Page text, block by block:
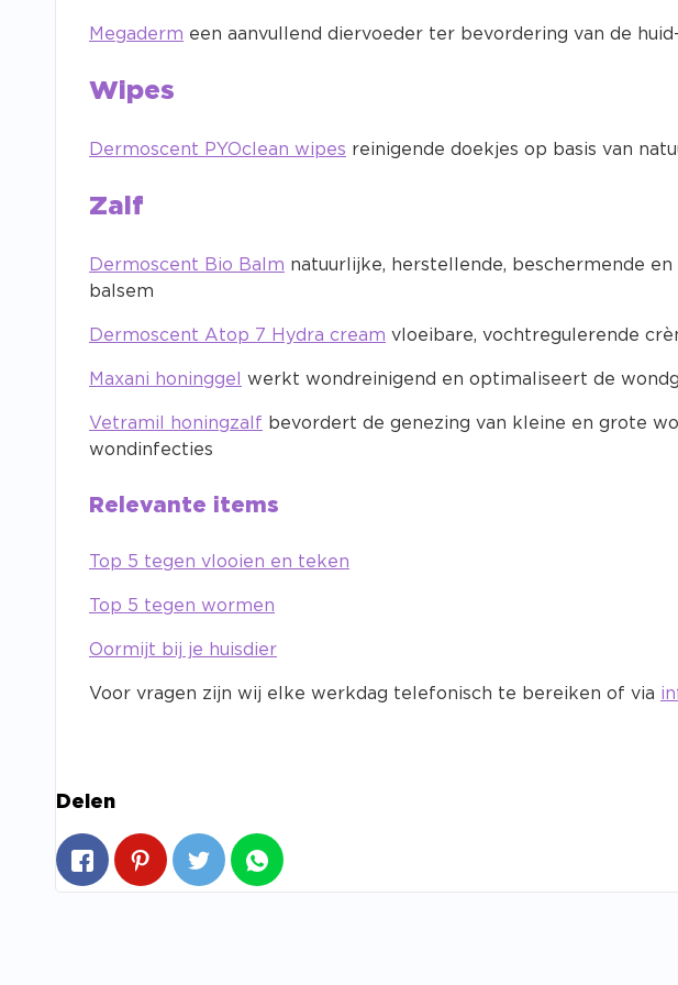
Megaderm een aanvullend diervoeder ter bevordering van de
Wipes
Dermoscent PYOclean wipes reinigende doekjes op basis van
Zalf
Dermoscent Bio Balm natuurlijke, herstellende, beschermende
balsem
Dermoscent Atop 7 Hydra cream vloeibare, vochtregulerende
Maxani honinggel werkt wondreinigend en optimaliseert de
Vetramil honingzalf bevordert de genezing van kleine en grote
wondinfecties
Relevante items
Top 5 tegen vlooien en teken
Top 5 tegen wormen
Oormijt bij je huisdier
Voor vragen zijn wij elke werkdag telefonisch te bereiken of via
Delen